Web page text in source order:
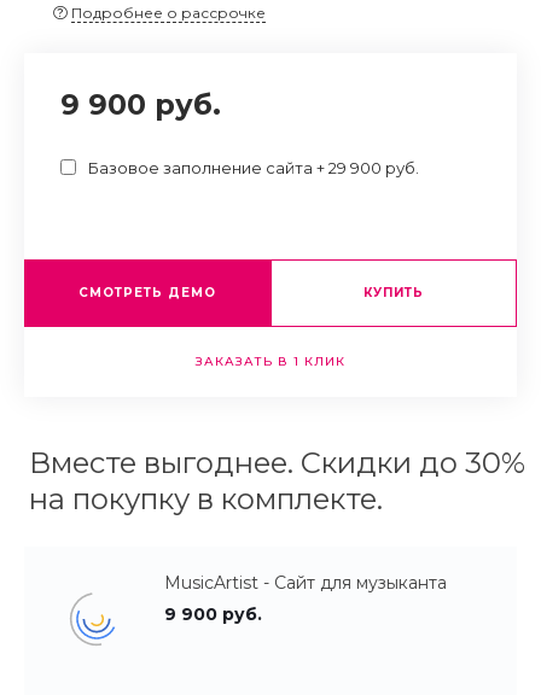
Подробнее о рассрочке
9 900 руб.
Базовое заполнение сайта + 29 900 руб.
СМОТРЕТЬ ДЕМО КУПИТЬ
ЗАКАЗАТЬ В 1 КЛИК
Вместе выгоднее. Скидки до 30%
на покупку в комплекте.
MusicArtist - Сайт для музыканта
9 900 руб.